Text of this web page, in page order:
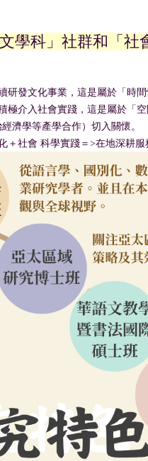
學科」社群和「
研發文化事業，這是屬於「時
極介入社會實踐，這是屬於「
濟學等產學合作）切入關懷。
＋社會 科學實踐＝>在地深耕